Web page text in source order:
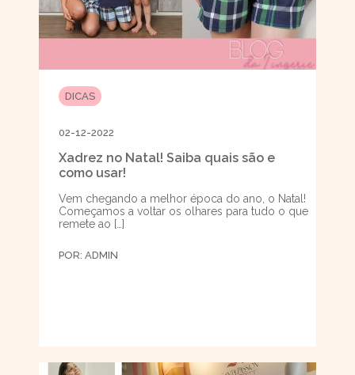
DICAS
02-12-2022
Xadrez no Natal! Saiba quais são e
como usar!
Vem chegando a melhor época do ano, o Natal!
Começamos a voltar os olhares para tudo o que
remete ao […]
POR: ADMIN